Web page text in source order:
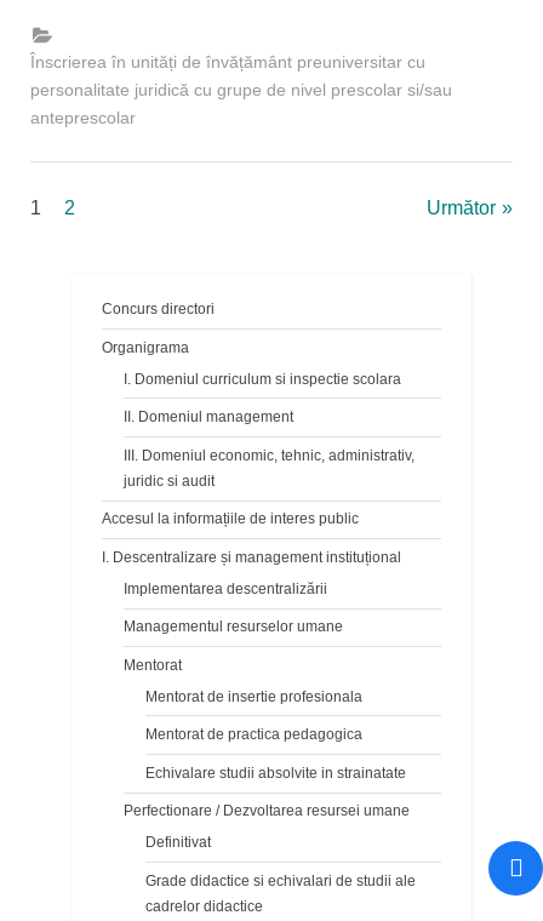
Înscrierea în unități de învățământ preuniversitar cu
personalitate juridică cu grupe de nivel prescolar si/sau
anteprescolar
Paginație
1 2 Următor
Concurs directori
Organigrama
I. Domeniul curriculum si inspectie scolara
II. Domeniul management
III. Domeniul economic, tehnic, administrativ,
juridic si audit
Accesul la informațiile de interes public
I. Descentralizare și management instituțional
Implementarea descentralizării
Managementul resurselor umane
Mentorat
Mentorat de insertie profesionala
Mentorat de practica pedagogica
Echivalare studii absolvite in strainatate
Perfectionare / Dezvoltarea resursei umane
Definitivat
Grade didactice si echivalari de studii ale
cadrelor didactice